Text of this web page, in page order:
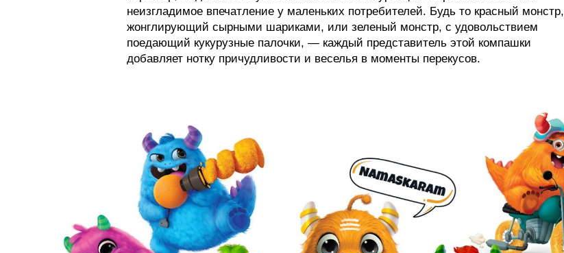
неизгладимое впечатление у маленьких потребителей. Будь то красный монстр,
жонглирующий сырными шариками, или зеленый монстр, с удовольствием
поедающий кукурузные палочки, — каждый представитель этой компашки
добавляет нотку причудливости и веселья в моменты перекусов.